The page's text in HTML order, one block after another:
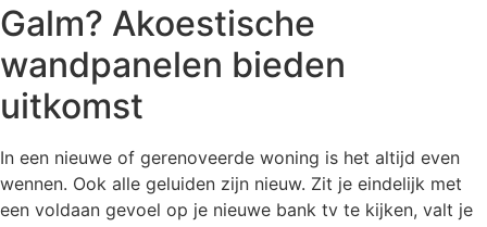
Galm? Akoestische
wandpanelen bieden
uitkomst
In een nieuwe of gerenoveerde woning is het altijd even
wennen. Ook alle geluiden zijn nieuw. Zit je eindelijk met
een voldaan gevoel op je nieuwe bank tv te kijken, valt je